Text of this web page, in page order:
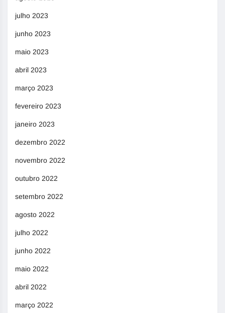
julho 2023
junho 2023
maio 2023
abril 2023
março 2023
fevereiro 2023
janeiro 2023
dezembro 2022
novembro 2022
outubro 2022
setembro 2022
agosto 2022
julho 2022
junho 2022
maio 2022
abril 2022
março 2022